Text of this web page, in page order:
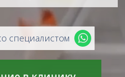
специалистом